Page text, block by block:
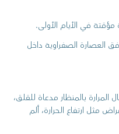
في الأيام الأولى.
العصارة الصفراوية داخل
بالمنظار مدعاة للقلق،
مثل ارتفاع الحرارة، ألم